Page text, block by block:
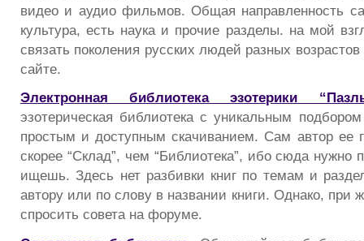
видео и аудио фильмов. Общая направленность
культура, есть наука и прочие разделы. на мой
связать поколения русских людей разных
сайте.
Электронная библиотека эзотерики
эзотерическая библиотека с уникальным
простым и доступным скачиванием. Сам автор ее
скорее “Склад”, чем “Библиотека”, ибо сюда нужно
ищешь. Здесь нет разбивки книг по темам и
автору или по слову в названии книги. Однако, при
спросить совета на форуме.